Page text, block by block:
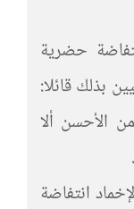
انتفاضة حضرية
بذلك قائلا:
الأحسن ألا
لإخماد انتفاضة